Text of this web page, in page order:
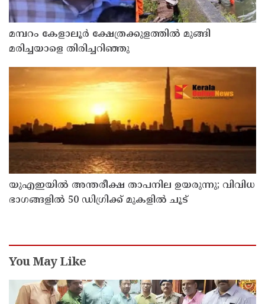
മമ്പറം കേളാലൂർ ക്ഷേത്രക്കുളത്തിൽ മുങ്ങി
മരിച്ചയാളെ തിരിച്ചറിഞ്ഞു
യുഎഇയില്‍ അന്തരീക്ഷ താപനില ഉയരുന്നു; വിവിധ
ഭാഗങ്ങളില്‍ 50 ഡിഗ്രിക്ക് മുകളില്‍ ചൂട്
You May Like